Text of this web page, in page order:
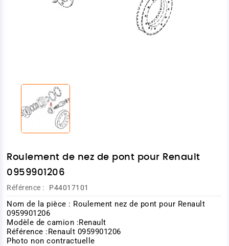
Roulement de nez de pont pour Renault
0959901206
Référence : P44017101
Nom de la pièce : Roulement nez de pont pour Renault
0959901206
Modèle de camion :Renault
Référence :Renault 0959901206
Photo non contractuelle